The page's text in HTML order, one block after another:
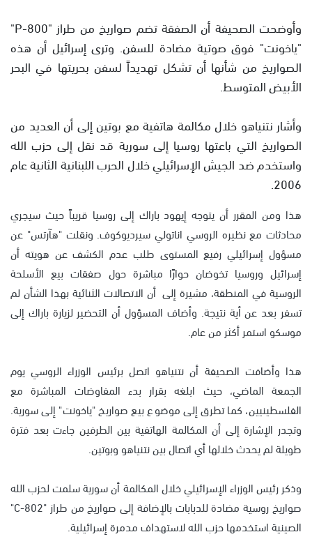
وأوضحت الصحيفة أن الصفقة تضم صواريخ من طراز "P-800"
"ياخونت" فوق صوتية مضادة للسفن. وترى إسرائيل أن هذه
الصواريخ من شأنها أن تشكل تهديداً لسفن بحريتها في البحر
الأبيض المتوسط.
وأشار نتنياهو خلال مكالمة هاتفية مع بوتين إلى أن العديد من
الصواريخ التي باعتها روسيا إلى سورية قد نقل إلى حزب الله
واستخدم ضد الجيش الإسرائيلي خلال الحرب اللبنانية الثانية عام
2006.
هذا ومن المقرر أن يتوجه إيهود باراك إلى روسيا قريباً حيث سيجري
محادثات مع نظيره الروسي اناتولي سيرديوكوف. ونقلت "هآرتس" عن
مسؤول إسرائيلي رفيع المستوى طلب عدم الكشف عن هويته أن
إسرائيل وروسيا تخوضان حوارًا مباشرة حول صفقات بيع الأسلحة
الروسية في المنطقة، مشيرة إلى أن الاتصالات الثنائية بهذا الشأن لم
تسفر بعد عن أية نتيجة. وأضاف المسؤول أن التحضير لزيارة باراك إلى
موسكو استمر أكثر من عام.
هذا وأضافت الصحيفة أن نتنياهو اتصل برئيس الوزراء الروسي يوم
الجمعة الماضي، حيث ابلغه بقرار بدء المفاوضات المباشرة مع
الفلسطينيين، كما تطرق إلى موضوع بيع صواريخ "ياخونت" إلى سورية.
وتجدر الإشارة إلى أن المكالمة الهاتفية بين الطرفين جاءت بعد فترة
طويلة لم يحدث خلالها أي اتصال بين نتنياهو وبوتين.
وذكر رئيس الوزراء الإسرائيلي خلال المكالمة أن سورية سلمت لحزب الله
صواريخ روسية مضادة للدبابات بالإضافة إلى صواريخ من طراز "C-802"
الصينية استخدمها حزب الله لاستهداف مدمرة إسرائيلية.